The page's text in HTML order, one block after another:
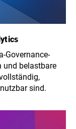
Governance-
und belastbare
sind.